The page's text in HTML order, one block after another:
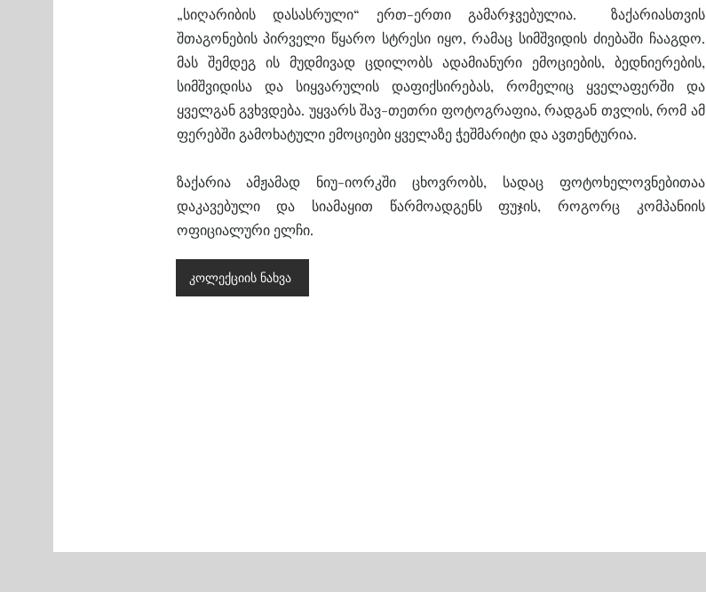
„სიღარიბის დასასრული“ ერთ-ერთი გამარჯვებულია. ზაქარიასთვის
შთაგონების პირველი წყარო სტრესი იყო, რამაც სიმშვიდის ძიებაში ჩააგდო.
მას შემდეგ ის მუდმივად ცდილობს ადამიანური ემოციების, ბედნიერების,
სიმშვიდისა და სიყვარულის დაფიქსირებას, რომელიც ყველაფერში და
ყველგან გვხვდება. უყვარს შავ-თეთრი ფოტოგრაფია, რადგან თვლის, რომ ამ
ფერებში გამოხატული ემოციები ყველაზე ჭეშმარიტი და ავთენტურია.
ზაქარია ამჟამად ნიუ-იორკში ცხოვრობს, სადაც ფოტოხელოვნებითაა
დაკავებული და სიამაყით წარმოადგენს ფუჯის, როგორც კომპანიის
ოფიციალური ელჩი.
კოლექციის ნახვა